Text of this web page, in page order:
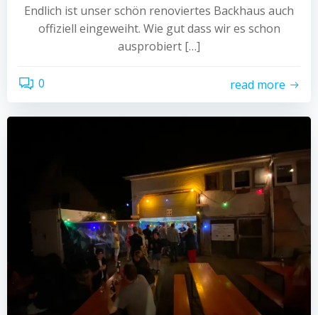
Endlich ist unser schön renoviertes Backhaus auch
offiziell eingeweiht. Wie gut dass wir es schon
ausprobiert […]
0 read more